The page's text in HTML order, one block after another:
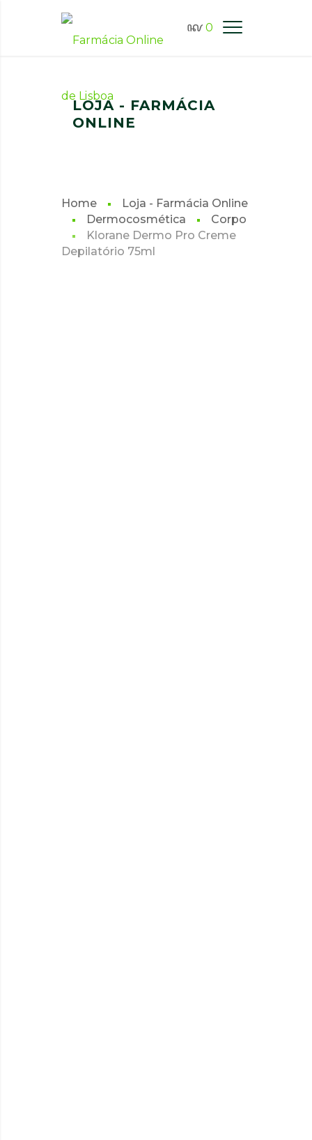
0
FARMÁCIA ONLINE LISBOA
LOJA - FARMÁCIA
ONLINE
Home
Loja - Farmácia Online
Dermocosmética
Corpo
Klorane Dermo Pro Creme
Depilatório 75ml